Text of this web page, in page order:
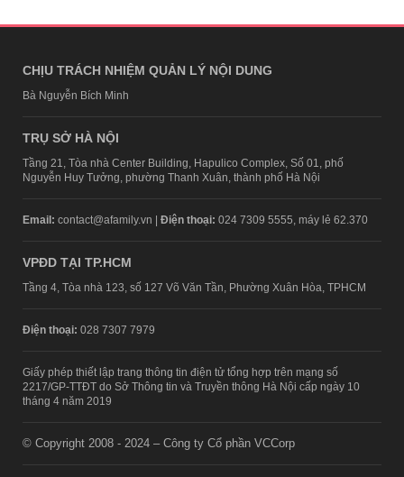
CHỊU TRÁCH NHIỆM QUẢN LÝ NỘI DUNG
Bà Nguyễn Bích Minh
TRỤ SỞ HÀ NỘI
Tầng 21, Tòa nhà Center Building, Hapulico Complex, Số 01, phố
Nguyễn Huy Tưởng, phường Thanh Xuân, thành phố Hà Nội
Email: contact@afamily.vn | Điện thoại: 024 7309 5555, máy lẻ 62.370
VPĐD TẠI TP.HCM
Tầng 4, Tòa nhà 123, số 127 Võ Văn Tần, Phường Xuân Hòa, TPHCM
Điện thoại: 028 7307 7979
Giấy phép thiết lập trang thông tin điện tử tổng hợp trên mạng số
2217/GP-TTĐT do Sở Thông tin và Truyền thông Hà Nội cấp ngày 10
tháng 4 năm 2019
© Copyright 2008 - 2024 – Công ty Cổ phần VCCorp